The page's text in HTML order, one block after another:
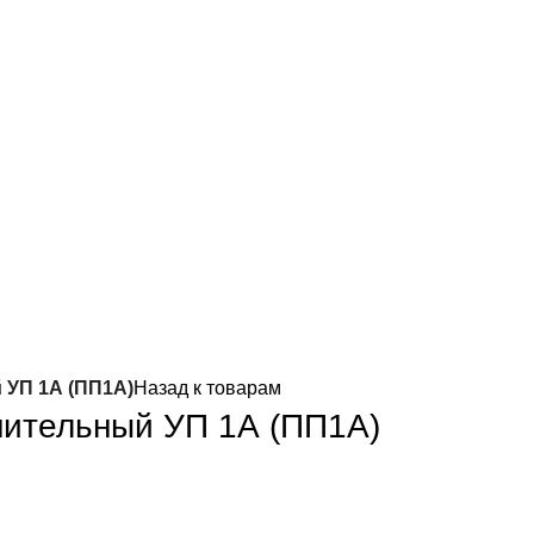
УП 1А (ПП1А)Назад к товарам
УП 1А (ПП1А)